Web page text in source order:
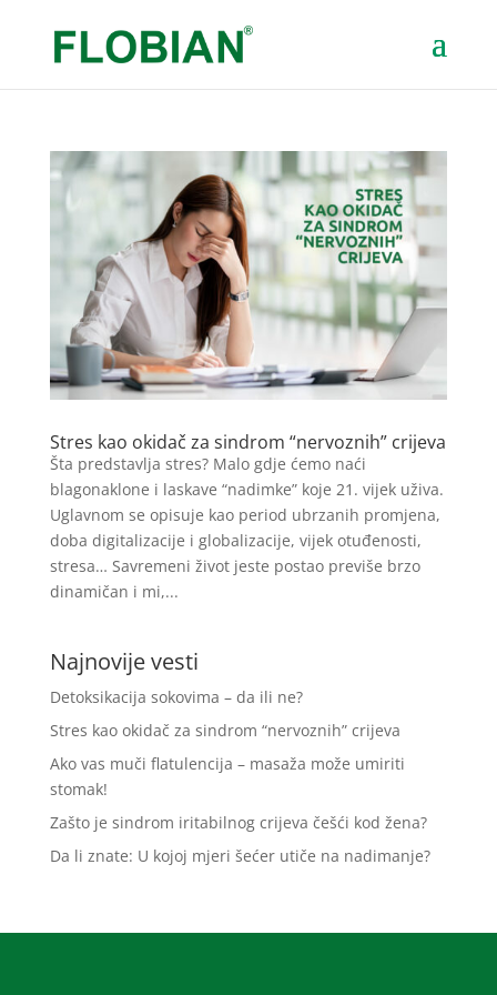
Stres kao okidač za sindrom “nervoznih” crijeva
Šta predstavlja stres? Malo gdje ćemo naći
blagonaklone i laskave “nadimke” koje 21. vijek uživa.
Uglavnom se opisuje kao period ubrzanih promjena,
doba digitalizacije i globalizacije, vijek otuđenosti,
stresa… Savremeni život jeste postao previše brzo
dinamičan i mi,...
Najnovije vesti
Detoksikacija sokovima – da ili ne?
Stres kao okidač za sindrom “nervoznih” crijeva
Ako vas muči flatulencija – masaža može umiriti
stomak!
Zašto je sindrom iritabilnog crijeva češći kod žena?
Da li znate: U kojoj mjeri šećer utiče na nadimanje?